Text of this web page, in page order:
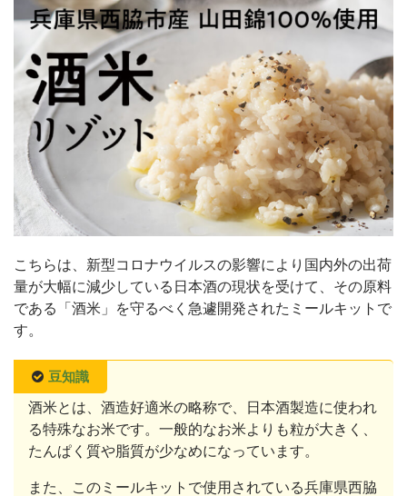
こちらは、新型コロナウイルスの影響により国内外の出荷
量が大幅に減少している日本酒の現状を受けて、その原料
である「酒米」を守るべく急遽開発されたミールキットで
す。
豆知識
酒米とは、酒造好適米の略称で、日本酒製造に使われ
る特殊なお米です。一般的なお米よりも粒が大きく、
たんぱく質や脂質が少なめになっています。
また、このミールキットで使用されている兵庫県西脇